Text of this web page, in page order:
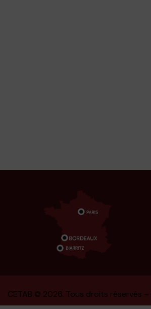
CETAB © 2026. Tous droits réservés –